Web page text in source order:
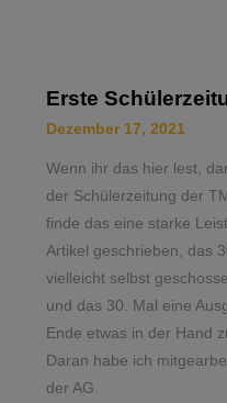
Erste
Dezember 17, 2021
Wenn ihr das hier lest,
der Schülerzeitung der
finde das eine starke
Artikel geschrieben, das
vielleicht selbst
und das 30. Mal eine
Ende etwas in der Hand
Daran habe ich
der AG.